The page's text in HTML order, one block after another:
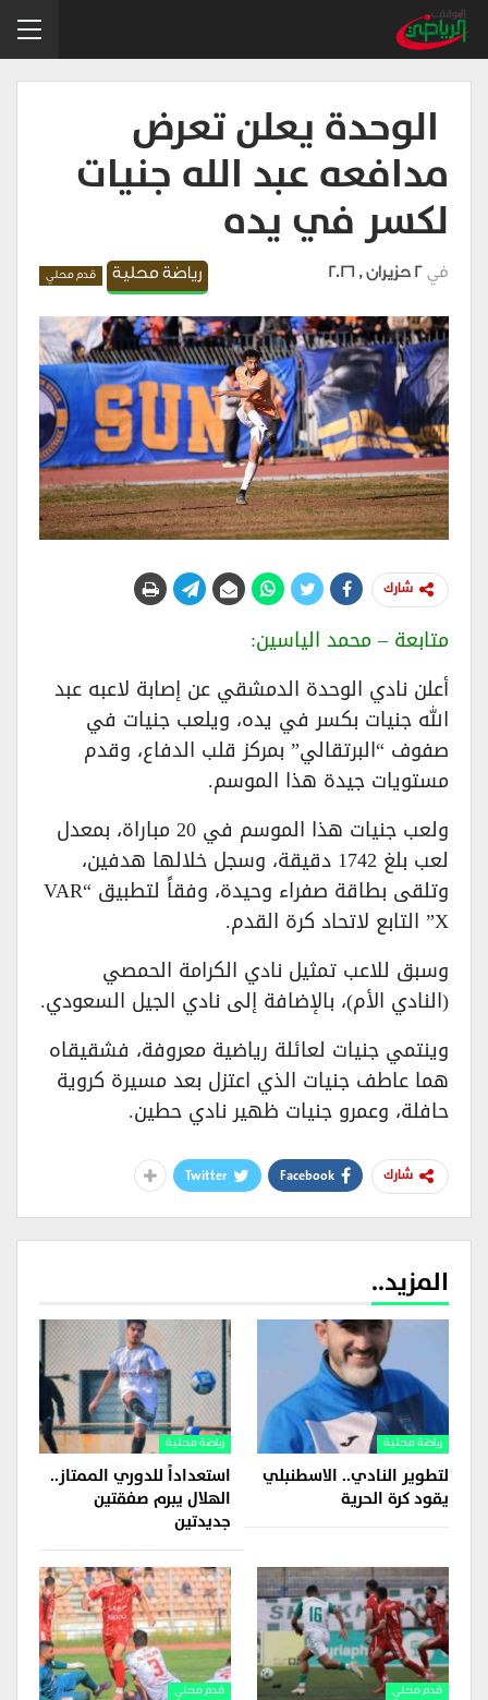
​ الوحدة يعلن تعرض
مدافعه عبد الله جنيات
لكسر في يده
رياضة محلية قدم محلي في 2 حزيران , 2026
شارك
​متابعة – محمد الياسين:
​أعلن نادي الوحدة الدمشقي عن إصابة لاعبه عبد
الله جنيات بكسر في يده، ويلعب جنيات في
صفوف “البرتقالي” بمركز قلب الدفاع، وقدم
مستويات جيدة هذا الموسم.
​ولعب جنيات هذا الموسم في 20 مباراة، بمعدل
لعب بلغ 1742 دقيقة، وسجل خلالها هدفين،
وتلقى بطاقة صفراء وحيدة، وفقاً لتطبيق “VAR
X” التابع لاتحاد كرة القدم.
​وسبق للاعب تمثيل نادي الكرامة الحمصي
(النادي الأم)، بالإضافة إلى نادي الجيل السعودي.
وينتمي جنيات لعائلة رياضية معروفة، فشقيقاه
هما عاطف جنيات الذي اعتزل بعد مسيرة كروية
حافلة، وعمرو جنيات ظهير نادي حطين.
شارك Facebook
Twitter
المزيد..
رياضة محلية
لتطوير النادي.. الاسطنبلي
يقود كرة الحرية
رياضة محلية
استعداداً للدوري الممتاز..
الهلال يبرم صفقتين
جديدتين
قدم محلي قدم محلي